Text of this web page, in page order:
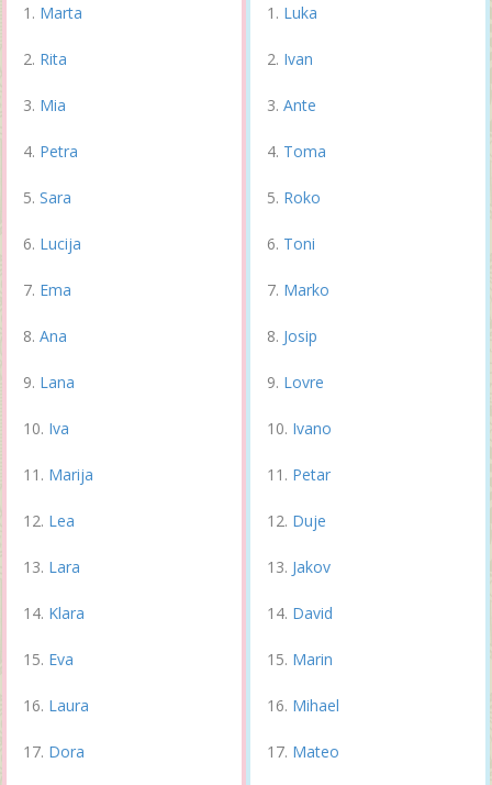
Marta
Rita
Mia
Petra
Sara
Lucija
Ema
Ana
Lana
Iva
Marija
Lea
Lara
Klara
Eva
Laura
Dora
Luka
Ivan
Ante
Toma
Roko
Toni
Marko
Josip
Lovre
Ivano
Petar
Duje
Jakov
David
Marin
Mihael
Mateo